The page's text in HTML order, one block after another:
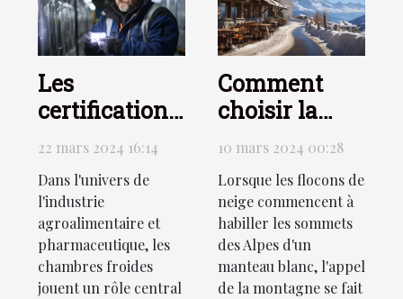
Les
certifications
nécessaires
pour une
chambre
froide
conforme
aux normes
22 mars 2024 16:14
Dans l'univers de
l'industrie
agroalimentaire et
pharmaceutique, les
chambres froides
jouent un rôle central
Comment
choisir la
résidence de
ski idéale
pour des
vacances en
famille dans
les Alpes
10 mars 2024 00:28
Lorsque les flocons de
neige commencent à
habiller les sommets
des Alpes d'un
manteau blanc, l'appel
de la montagne se fait